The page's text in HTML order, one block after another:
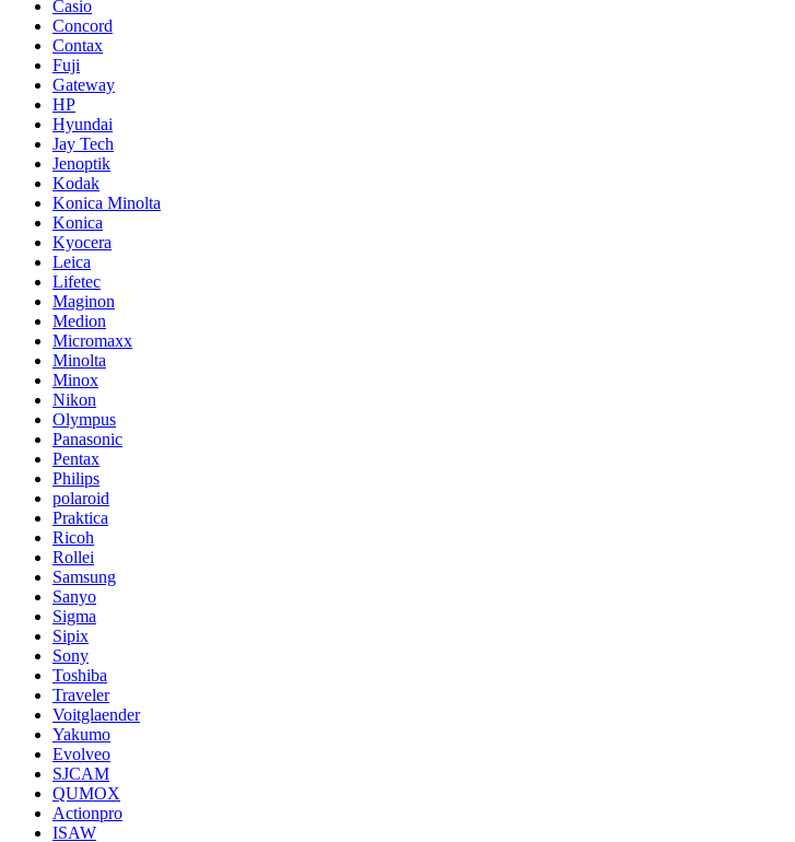
Casio
Concord
Contax
Fuji
Gateway
HP
Hyundai
Jay Tech
Jenoptik
Kodak
Konica Minolta
Konica
Kyocera
Leica
Lifetec
Maginon
Medion
Micromaxx
Minolta
Minox
Nikon
Olympus
Panasonic
Pentax
Philips
polaroid
Praktica
Ricoh
Rollei
Samsung
Sanyo
Sigma
Sipix
Sony
Toshiba
Traveler
Voitglaender
Yakumo
Evolveo
SJCAM
QUMOX
Actionpro
ISAW